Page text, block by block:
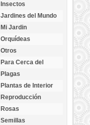
Insectos
Jardines del Mundo
Mi Jardin
Orquídeas
Otros
Para Cerca del
Estanque
Plagas
Plantas de Interior
Reproducción
Rosas
Semillas